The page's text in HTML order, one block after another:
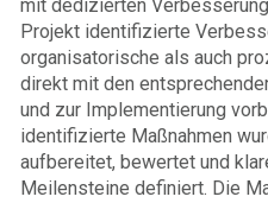
mit dedizierten
Projekt identifizierte
organisatorische als auch
direkt mit den
und zur Implementierung
identifizierte Maßnahmen
aufbereitet, bewertet und
Meilensteine definiert. Die